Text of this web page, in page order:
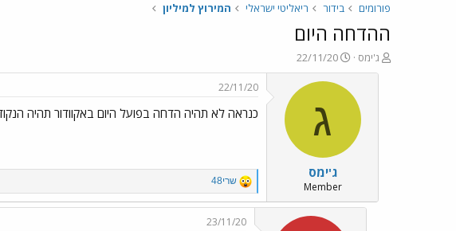
פורומים בידור ריאליטי ישראלי המירוץ למיליון
ההדחה היום
פ
ו
ג'ימס
פ
ו
ר
א
ר
י
ך
22/11/20
ג
ג'ימס
Member
22/11/20
כנראה לא תהיה הדחה בפועל היום באקוודור תהיה
R
e
a
c
שרי48
23/11/20